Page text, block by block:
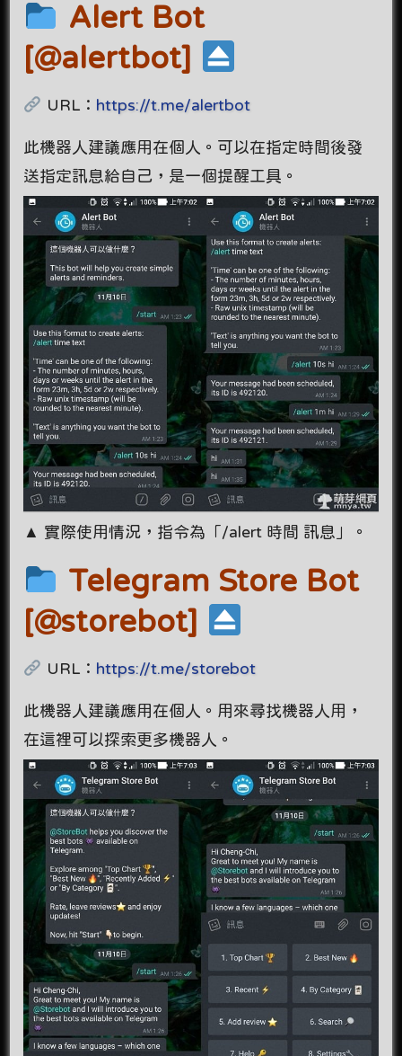
Alert Bot
[@alertbot]
URL： https://t.me/alertbot
此機器人建議應用在個人。可以在指定時間後發
送指定訊息給自己，是一個提醒工具。
▲ 實際使用情況，指令為「/alert 時間 訊息」。
Telegram Store Bot
[@storebot]
URL： https://t.me/storebot
此機器人建議應用在個人。用來尋找機器人用，
在這裡可以探索更多機器人。